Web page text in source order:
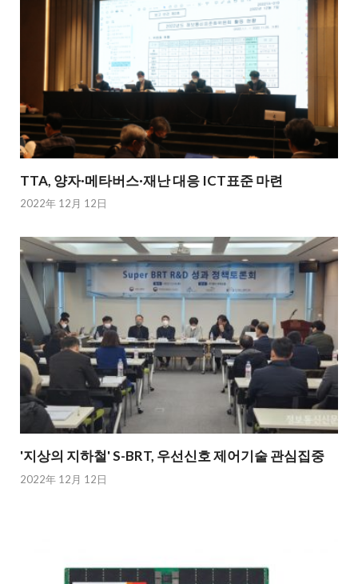
TTA, 양자·메타버스·재난 대응 ICT표준 마련
2022年 12月 12日
'지상의 지하철' S-BRT, 우선신호 제어기술 관심집중
2022年 12月 12日